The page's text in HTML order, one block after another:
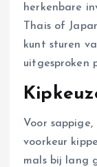
herkenbare
Thais of
kunt sturen
uitgesproken
Voor
voorkeur
mals bij lang